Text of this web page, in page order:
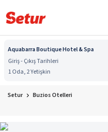
Aquabarra Boutique Hotel & Spa
Giriş - Çıkış Tarihleri
1 Oda, 2 Yetişkin
Setur Buzios Otelleri